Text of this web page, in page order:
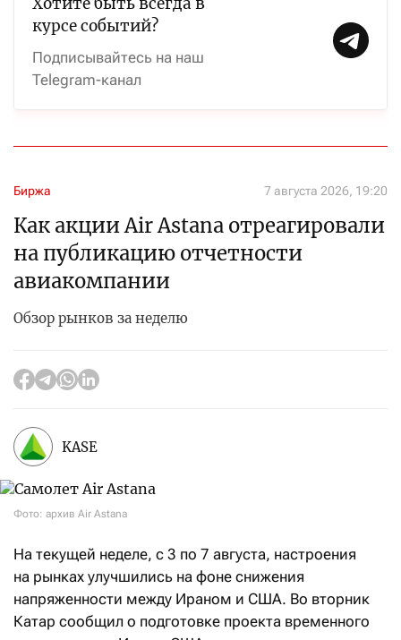
курсе событий?
Подписывайтесь на наш
Telegram-канал
Биржа 7 августа 2026, 19:20
Как акции Air Astana отреагировали
на публикацию отчетности
авиакомпании
Обзор рынков за неделю
KASE
Фото: архив Air Astana
На текущей неделе, с 3 по 7 августа, настроения
на рынках улучшились на фоне снижения
напряженности между Ираном и США. Во вторник
Катар сообщил о подготовке проекта временного